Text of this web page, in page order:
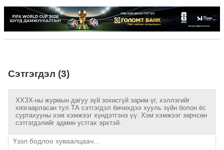
Сэтгэгдэл (3)
ХХЗХ-ны журмын дагуу зүй зохисгүй зарим үг, хэллэгийг
хязгаарласан тул ТА сэтгэгдэл бичихдээ хууль зүйн болон ёс
суртахууны хэм хэмжээг хүндэтгэнэ үү. Хэм хэмжээг зөрчсөн
сэтгэгдэлийг админ устгах эрхтэй.